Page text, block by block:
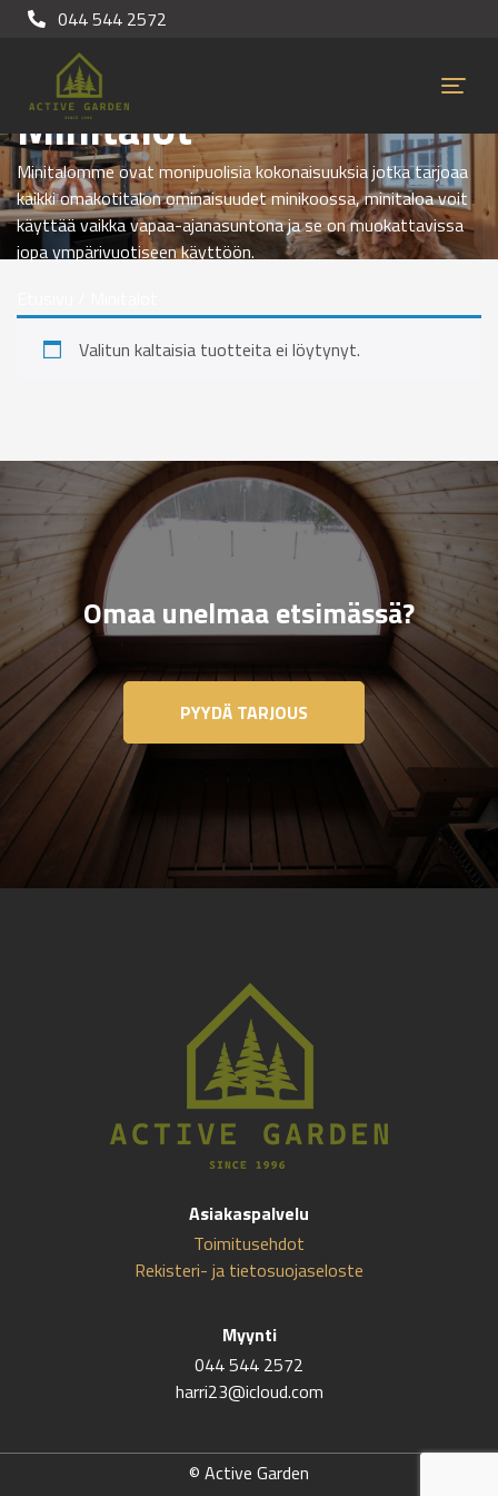
044 544 2572
Minitalot
Minitalomme ovat monipuolisia kokonaisuuksia jotka tarjoaa
kaikki omakotitalon ominaisuudet minikoossa, minitaloa voit
käyttää vaikka vapaa-ajanasuntona ja se on muokattavissa
jopa ympärivuotiseen käyttöön.
Valitun kaltaisia tuotteita ei löytynyt.
Omaa unelmaa etsimässä?
PYYDÄ TARJOUS
Asiakaspalvelu
Toimitusehdot
Rekisteri- ja tietosuojaseloste
Myynti
044 544 2572
harri23@icloud.com
© Active Garden